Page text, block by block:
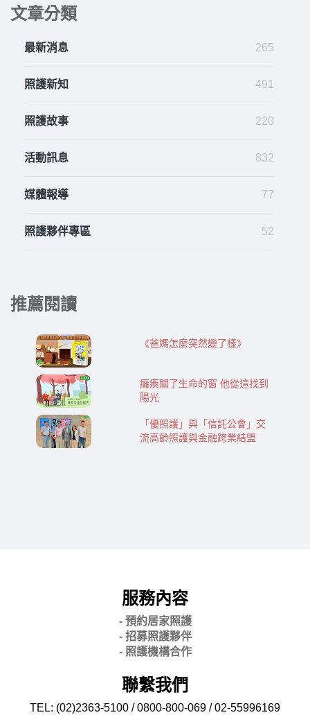
文章分類
最新消息 265
照護新知 491
照護故事 220
活動訊息 832
媒體報導 77
照護夥伴專區 52
推薦閱讀
《爸媽怎麼突然變了樣》
癱瘓關了生命的窗 他從這找到
陽光
「優照護」與「信託公會」交
流高齡照護與金融跨業結盟
服務內容
- 預約居家照護
- 招募照護夥伴
- 照護機構合作
聯繫我們
TEL: (02)2363-5100 / 0800-800-069 / 02-55996169